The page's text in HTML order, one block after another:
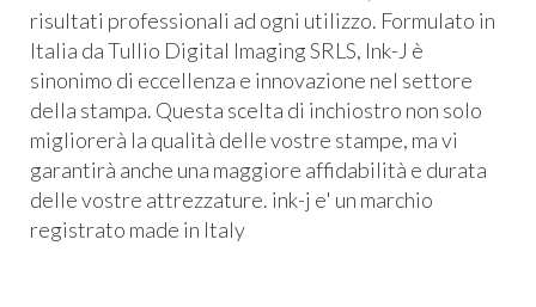
risultati professionali ad ogni utilizzo. Formulato in
Italia da Tullio Digital Imaging SRLS, Ink-J è
sinonimo di eccellenza e innovazione nel settore
della stampa. Questa scelta di inchiostro non solo
migliorerà la qualità delle vostre stampe, ma vi
garantirà anche una maggiore affidabilità e durata
delle vostre attrezzature. ink-j e' un marchio
registrato made in Italy